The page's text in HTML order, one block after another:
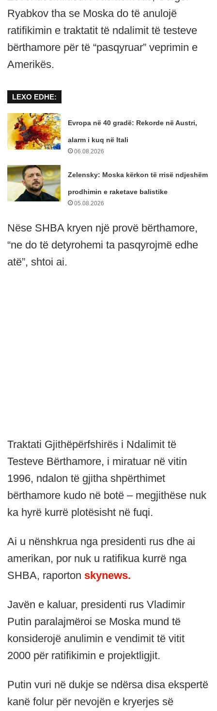
Ryabkov tha se Moska do të anulojë
ratifikimin e traktatit të ndalimit të testeve
bërthamore për të “pasqyruar” veprimin e
Amerikës.
LEXO EDHE:
Evropa në 40 gradë: Rekorde në Austri,
alarm i kuq në Itali
06.08.2026
Zelensky: Moska kërkon të rrisë ndjeshëm
prodhimin e raketave balistike
05.08.2026
Nëse SHBA kryen një provë bërthamore,
“ne do të detyrohemi ta pasqyrojmë edhe
atë”, shtoi ai.
Traktati Gjithëpërfshirës i Ndalimit të
Testeve Bërthamore, i miratuar në vitin
1996, ndalon të gjitha shpërthimet
bërthamore kudo në botë – megjithëse nuk
ka hyrë kurrë plotësisht në fuqi.
Ai u nënshkrua nga presidenti rus dhe ai
amerikan, por nuk u ratifikua kurrë nga
SHBA, raporton skynews.
Javën e kaluar, presidenti rus Vladimir
Putin paralajmëroi se Moska mund të
konsiderojë anulimin e vendimit të vitit
2000 për ratifikimin e projektligjit.
Putin vuri në dukje se ndërsa disa ekspertë
kanë folur për nevojën e kryerjes së